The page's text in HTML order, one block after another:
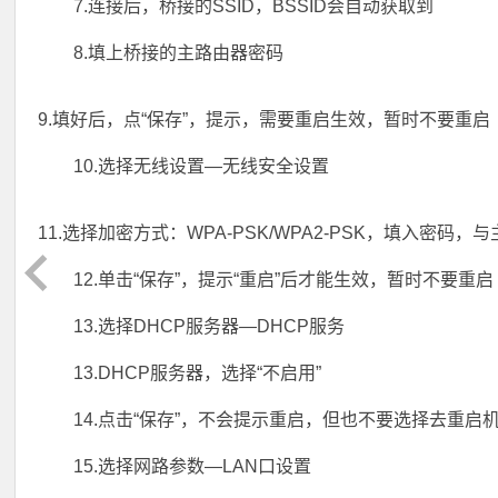
7.连接后，桥接的SSID，BSSID会自动获取到
8.填上桥接的主路由器密码
9.填好后，点“保存”，提示，需要重启生效，暂时不要重启
10.选择无线设置—无线安全设置
11.选择加密方式：WPA-PSK/WPA2-PSK，填入密码，与
12.单击“保存”，提示“重启”后才能生效，暂时不要重启
13.选择DHCP服务器—DHCP服务
13.DHCP服务器，选择“不启用”
14.点击“保存”，不会提示重启，但也不要选择去重启
15.选择网路参数—LAN口设置